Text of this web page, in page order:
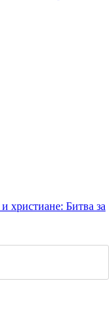
христиане: Битва за